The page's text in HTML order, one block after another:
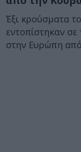
Έξι κρούσματα
εντοπίστηκαν
στην Ευρώπη